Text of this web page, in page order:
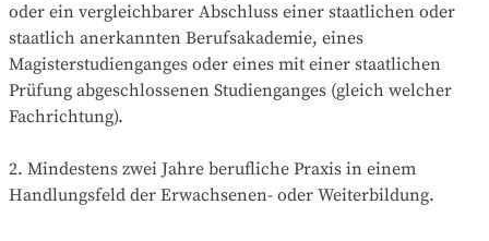
oder ein vergleichbarer Abschluss einer staatlichen oder
staatlich anerkannten Berufsakademie, eines
Magisterstudienganges oder eines mit einer staatlichen
Prüfung abgeschlossenen Studienganges (gleich welcher
Fachrichtung).
2. Mindestens zwei Jahre berufliche Praxis in einem
Handlungsfeld der Erwachsenen- oder Weiterbildung.